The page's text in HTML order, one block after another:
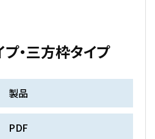
・三方枠タイプ
製品
PDF